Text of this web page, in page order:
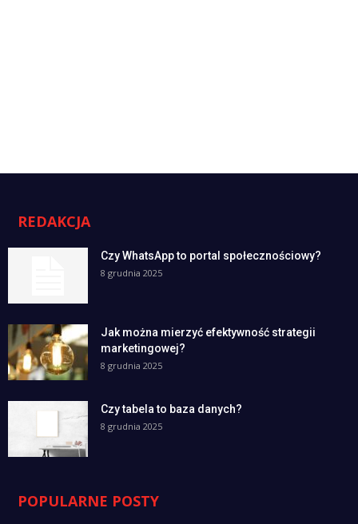
REDAKCJA
Czy WhatsApp to portal społecznościowy?
8 grudnia 2025
Jak można mierzyć efektywność strategii
marketingowej?
8 grudnia 2025
Czy tabela to baza danych?
8 grudnia 2025
POPULARNE POSTY